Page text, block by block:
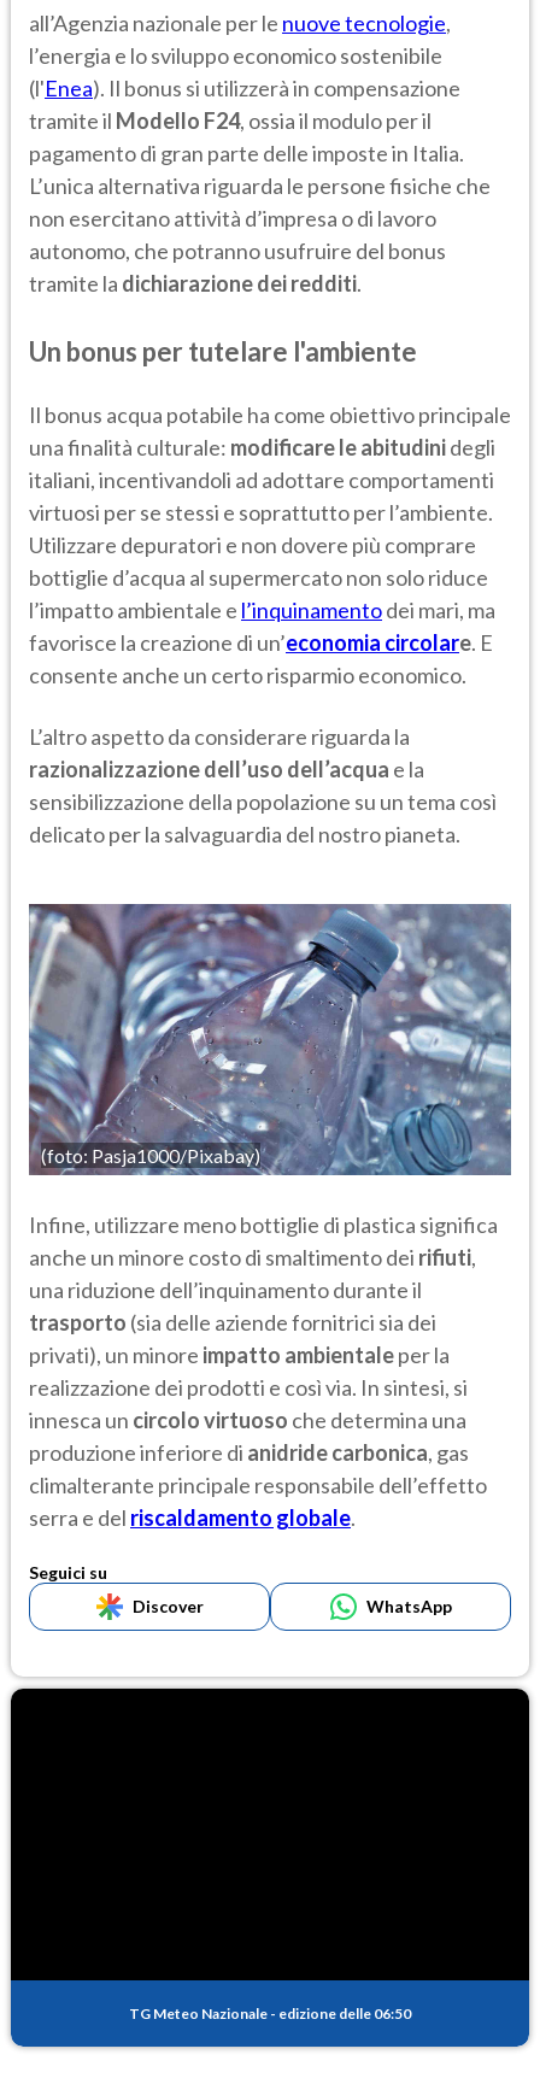
all’Agenzia nazionale per le nuove tecnologie,
l’energia e lo sviluppo economico sostenibile
(l'Enea). Il bonus si utilizzerà in compensazione
tramite il Modello F24, ossia il modulo per il
pagamento di gran parte delle imposte in Italia.
L’unica alternativa riguarda le persone fisiche che
non esercitano attività d’impresa o di lavoro
autonomo, che potranno usufruire del bonus
tramite la dichiarazione dei redditi.
Un bonus per tutelare l'ambiente
Il bonus acqua potabile ha come obiettivo principale
una finalità culturale: modificare le abitudinidegli
italiani, incentivandoli ad adottare comportamenti
virtuosi per se stessi e soprattutto per l’ambiente.
Utilizzare depuratori e non dovere più comprare
bottiglie d’acqua al supermercato non solo riduce
l’impatto ambientale e l’inquinamentodei mari, ma
favorisce la creazione di un’economia circolare. E
consente anche un certo risparmio economico.
L’altro aspetto da considerare riguarda la
razionalizzazione dell’uso dell’acqua e la
sensibilizzazione della popolazione su un tema così
delicato per la salvaguardia del nostro pianeta.
(foto: Pasja1000/Pixabay)
Infine, utilizzare meno bottiglie di plastica significa
anche un minore costo di smaltimento dei rifiuti,
una riduzione dell’inquinamento durante il
trasporto (sia delle aziende fornitrici sia dei
privati), un minore impatto ambientaleper la
realizzazione dei prodotti e così via. In sintesi, si
innesca un circolo virtuoso che determina una
produzione inferiore di anidride carbonica, gas
climalterante principale responsabile dell’effetto
serra e del riscaldamento globale.
Seguici su
Discover
WhatsApp
TG Meteo Nazionale - edizione delle 06:50